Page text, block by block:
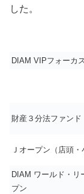
した。
DIAM VIPフォーカ
財産３分法ファンド
Ｊオープン（店頭・
DIAM ワールド・リ
プン